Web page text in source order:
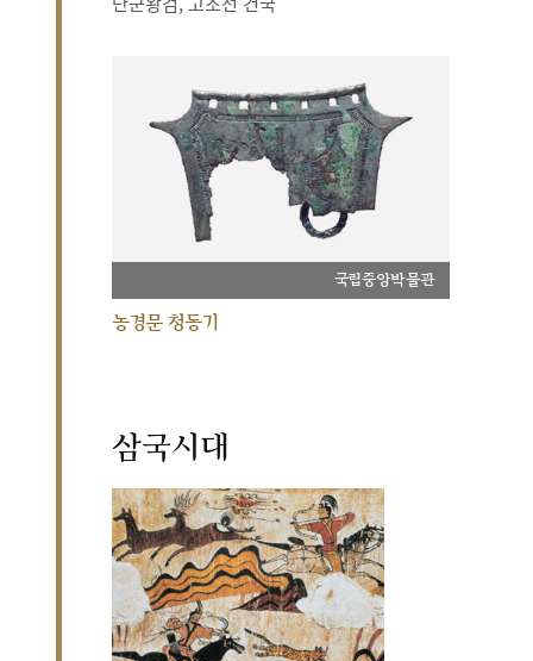
국립중앙박물관
농경문 청동기
삼국시대